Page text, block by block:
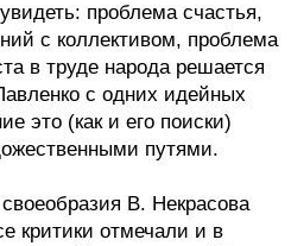
проблема счастья,
с коллективом, проблема
в труде народа решается
с одних идейных
это (как и его поиски)
путями.
В. Некрасова
критики отмечали и в